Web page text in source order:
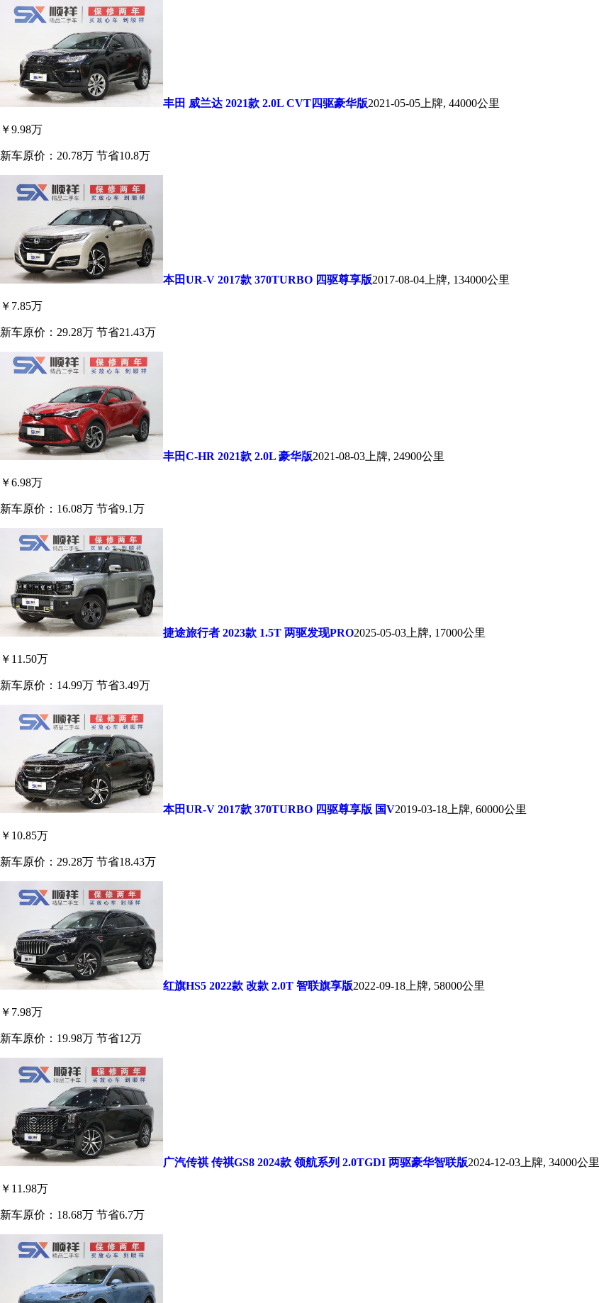
丰田 威兰达 2021款 2.0L CVT四驱豪华版2021-05-05上牌, 44000公里
￥9.98万
新车原价：20.78万 节省10.8万
本田UR-V 2017款 370TURBO 四驱尊享版2017-08-04上牌, 134000公里
￥7.85万
新车原价：29.28万 节省21.43万
丰田C-HR 2021款 2.0L 豪华版2021-08-03上牌, 24900公里
￥6.98万
新车原价：16.08万 节省9.1万
捷途旅行者 2023款 1.5T 两驱发现PRO2025-05-03上牌, 17000公里
￥11.50万
新车原价：14.99万 节省3.49万
本田UR-V 2017款 370TURBO 四驱尊享版 国V2019-03-18上牌, 60000公里
￥10.85万
新车原价：29.28万 节省18.43万
红旗HS5 2022款 改款 2.0T 智联旗享版2022-09-18上牌, 58000公里
￥7.98万
新车原价：19.98万 节省12万
广汽传祺 传祺GS8 2024款 领航系列 2.0TGDI 两驱豪华智联版2024-12-03上牌, 34000公里
￥11.98万
新车原价：18.68万 节省6.7万